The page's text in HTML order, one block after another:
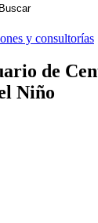
y consultorías
de
Niño